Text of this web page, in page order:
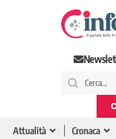
Attualità Cronaca